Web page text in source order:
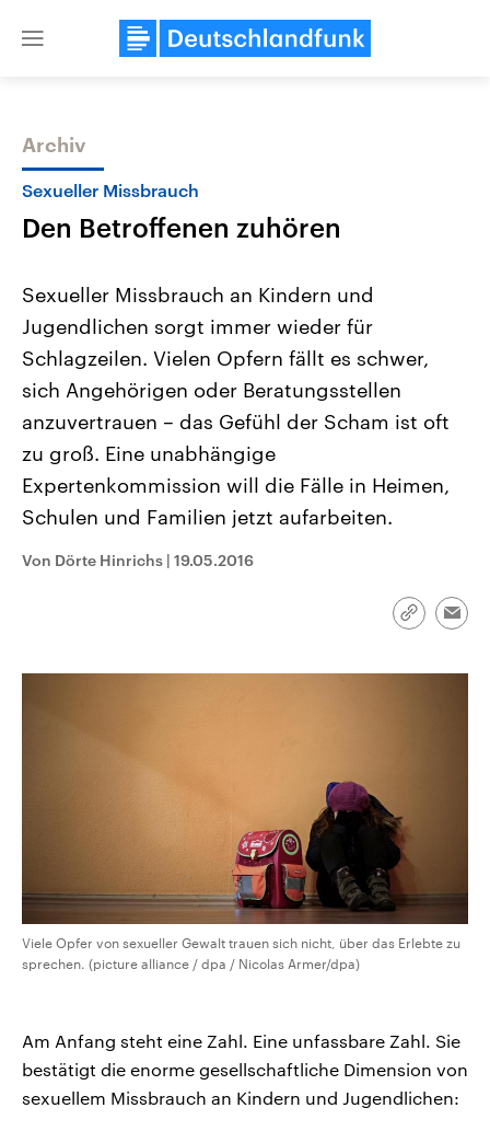
Close
Themen
Landtagswahl Sachsen-Anhalt
2026
Alle Informationen
Sachsen-Anhalt wählt am 6.
September 2026 einen neuen
Landtag. Seit 2021 wird das
Bundesland von einer Koalition aus
Umfragen, Prognosen,
und Hintergründe zu den Parteien
und Kandidaten der anstehenden
Aktuelle Beiträge,
Hintergründe
Wirtschaftlich und
mit großem Einfluss auf
Sendungen Programm
Archiv
Sexueller Missbrauch
Den Betroffenen zuhören
Sexueller Missbrauch an Kindern und
Jugendlichen sorgt immer wieder für
Schlagzeilen. Vielen Opfern fällt es schwer,
sich Angehörigen oder Beratungsstellen
anzuvertrauen – das Gefühl der Scham ist oft
zu groß. Eine unabhängige
Expertenkommission will die Fälle in Heimen,
Schulen und Familien jetzt aufarbeiten.
Von Dörte Hinrichs | 19.05.2016
Link
Viele Opfer von sexueller Gewalt trauen sich nicht, über das Erlebte zu
sprechen. (picture alliance / dpa / Nicolas Armer/dpa)
Am Anfang steht eine Zahl. Eine unfassbare Zahl. Sie
bestätigt die enorme gesellschaftliche Dimension von
sexuellem Missbrauch an Kindern und Jugendlichen: